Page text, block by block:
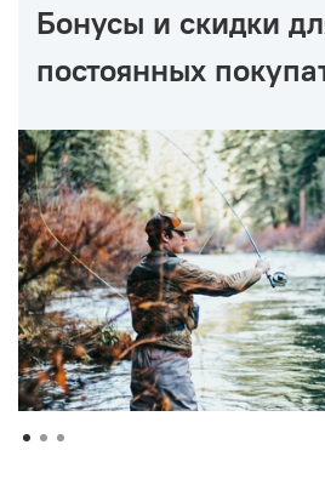
Бонусы и скидки
постоянных